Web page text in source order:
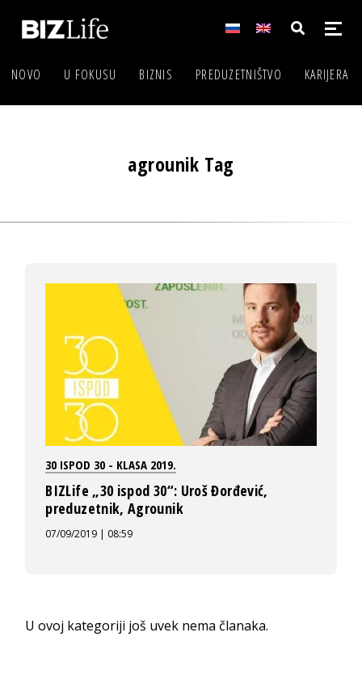
NOVO U FOKUSU BIZNIS PREDUZETNIŠTVO KARIJERA
agrounik Tag
30 ISPOD 30 - KLASA 2019.
BIZLife „30 ispod 30“: Uroš Đorđević,
preduzetnik, Agrounik
07/09/2019 | 08:59
U ovoj kategoriji još uvek nema članaka.